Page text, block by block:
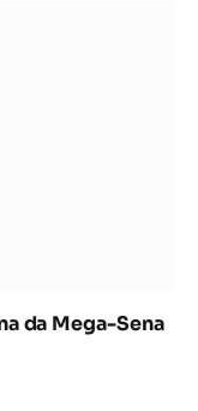
da Mega-Sena